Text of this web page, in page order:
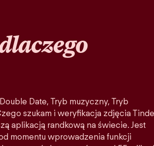
Date, Tryb muzyczny, Tryb
szukam i weryfikacja zdjęcia
aplikacją randkową na świecie. Jest
momentu wprowadzenia funkcji